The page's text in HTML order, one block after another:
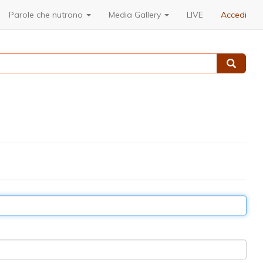
Accedi
Parole che nutrono Media Gallery LIVE
Cerca